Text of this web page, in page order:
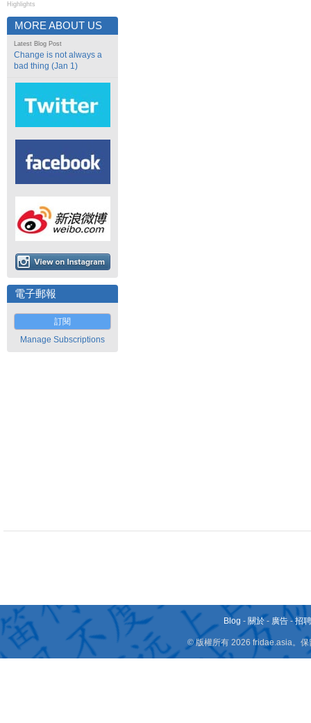
Highlights
MORE ABOUT US
Latest Blog Post
Change is not always a
bad thing (Jan 1)
電子郵報
訂閱
Manage Subscriptions
Blog - 關於 - 廣告 -招
© 版權所有 2026 fridae.asia。